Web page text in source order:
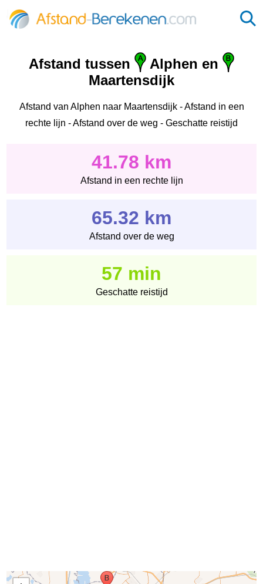
Afstand tussen
Alphen en
Maartensdijk
Afstand van Alphen naar Maartensdijk - Afstand in een
rechte lijn - Afstand over de weg - Geschatte reistijd
41.78 km
Afstand in een rechte lijn
65.32 km
Afstand over de weg
57 min
Geschatte reistijd